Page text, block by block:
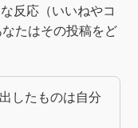
反応（いいねやコ
たはその投稿をど
したものは自分